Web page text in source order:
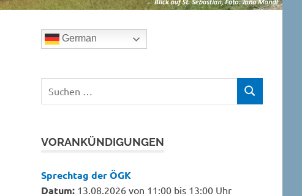
German
Suchen
SUCHEN
VORANKÜNDIGUNGEN
Sprechtag der ÖGK
Datum: 13.08.2026 von 11:00 bis 13:00 Uhr